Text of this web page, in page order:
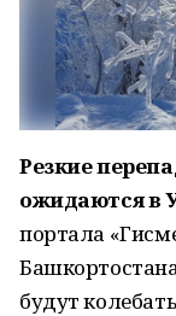
Резкие
ожидаются в
портала
будут